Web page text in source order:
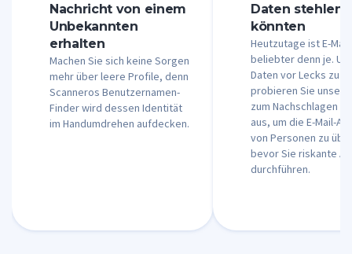
Nachricht von einem
Unbekannten
erhalten
Machen Sie sich keine Sorgen
mehr über leere Profile, denn
Scanneros Benutzernamen-
Finder wird dessen Identität
im Handumdrehen aufdecken.
Daten stehlen
könnten
Heutzutage ist E-
beliebter denn je.
Daten vor Lecks zu
probieren Sie
zum Nachschlagen
aus, um die E-Mail-
von Personen zu
bevor Sie riskante
durchführen.